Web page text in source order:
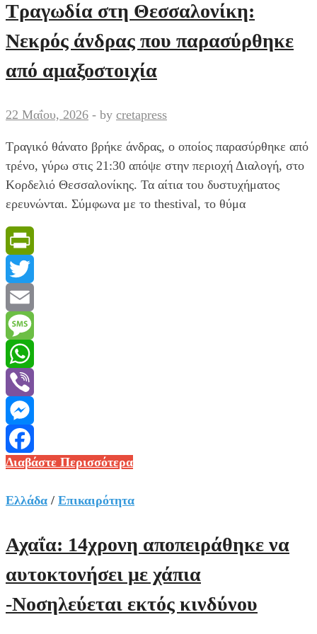
φυλακές
Κορυδαλλού
-Εντοπίστηκαν
κινητά
σε
κρατουμένων
Τραγωδία στη Θεσσαλονίκη:
Νεκρός άνδρας που παρασύρθηκε
από αμαξοστοιχία
22 Μαΐου, 2026 - by cretapress
Τραγικό θάνατο βρήκε άνδρας, ο οποίος παρασύρθηκε από
τρένο, γύρω στις 21:30 απόψε στην περιοχή Διαλογή, στο
Κορδελιό Θεσσαλονίκης. Τα αίτια του δυστυχήματος
ερευνώνται. Σύμφωνα με το thestival, το θύμα
PrintFriendly
Twitter
Email
Message
WhatsApp
Viber
Messenger
Facebook
Τραγωδία
Θεσσαλονίκη:
άνδρας
που
παρασύρθηκε
από
αμαξοστοιχία
Διαβάστε Περισσότερα
Ελλάδα / Επικαιρότητα
Αχαΐα: 14χρονη αποπειράθηκε να
αυτοκτονήσει με χάπια
-Νοσηλεύεται εκτός κινδύνου